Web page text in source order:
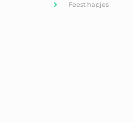
Feest hapjes